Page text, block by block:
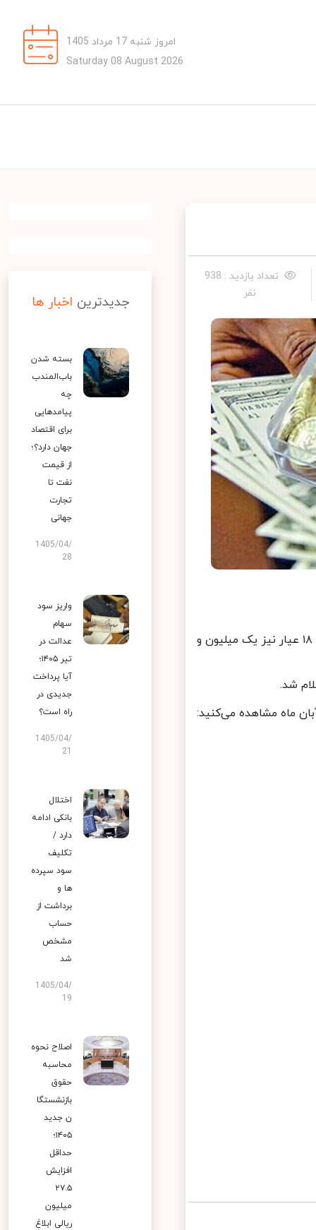
امروز شنبه 17 مرداد 1405
Saturday 08 August 2026
تعداد بازدید : 938
نفر
هر مثقال طلا به نرخ ۵ میلیون و ۴۰ هزار تومان فروخته شد و هر گرم طلای ۱۸ عیار نیز یک میلیون و
جدیدترین اخبار ها
بسته شدن
باب‌المندب
چه
پیامدهایی
برای اقتصاد
جهان دارد؟؛
از قیمت
نفت تا
تجارت
جهانی
1405/04/
28
واریز سود
سهام
عدالت در
تیر ۱۴۰۵؛
آیا پرداخت
جدیدی در
راه است؟
1405/04/
اختلال
بانکی ادامه
دارد /
تکلیف
سود سپرده
ها و
برداشت از
حساب
مشخص
شد
1405/04/
19
اصلاح نحوه
محاسبه
حقوق
بازنشستگا
ن جدید
۱۴۰۵؛
حداقل
افزایش
۲۷.۵
میلیون
ریالی ابلاغ